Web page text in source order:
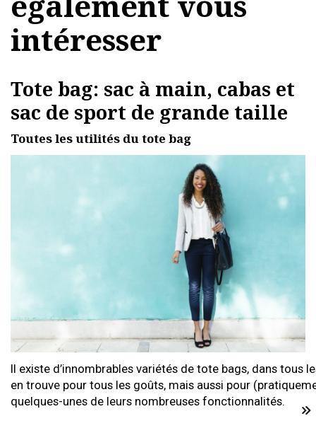
intéresser
Tote bag: sac à main, cabas et
sac de sport de grande taille
Toutes les utilités du tote bag
Il existe d’innombrables variétés de tote bags, dans tous
en trouve pour tous les goûts, mais aussi pour
quelques-unes de leurs nombreuses fonctionnalités.